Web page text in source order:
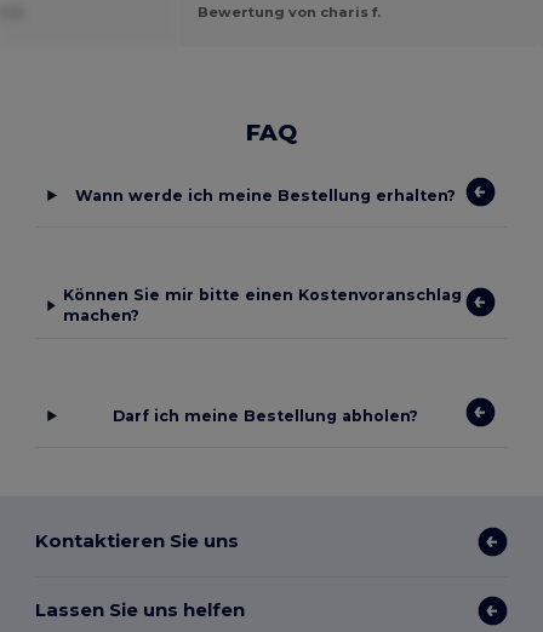
Bewertung von charis f.
FAQ
Wann werde ich meine Bestellung erhalten?
Können Sie mir bitte einen Kostenvoranschlag
machen?
Darf ich meine Bestellung abholen?
Kontaktieren Sie uns
Lassen Sie uns helfen